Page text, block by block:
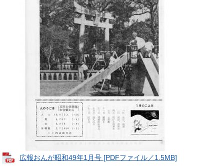
広報おんが昭和49年1月号 [PDFファイル／1.5MB]